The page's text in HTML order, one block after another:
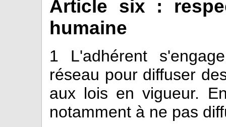
Article six :
humaine
1 L'adhérent
réseau pour diffuser
aux lois en vigueur.
notamment à ne pas